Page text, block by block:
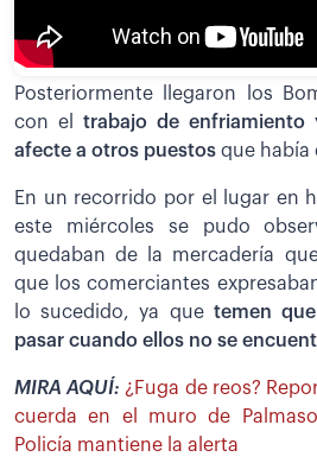
Posteriormente llegaron los
con el trabajo de
afecte a otros puestos que había
En un recorrido por el lugar en
este miércoles se pudo
quedaban de la mercadería
que los comerciantes
lo sucedido, ya que temen
pasar cuando ellos no se
MIRA AQUÍ:¿Fuga de reos?
cuerda en el muro de
Policía mantiene la alerta